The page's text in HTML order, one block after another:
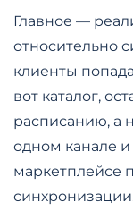
Главное —
относительно
клиенты
вот каталог,
расписанию, а
одном канале
маркетплейсе